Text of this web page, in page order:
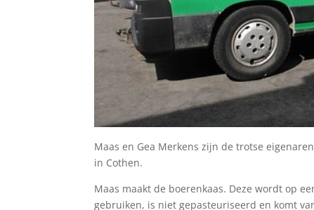
Maas en Gea Merkens zijn de trotse
in Cothen.
Maas maakt de boerenkaas. Deze wordt op
gebruiken, is niet gepasteuriseerd en komt